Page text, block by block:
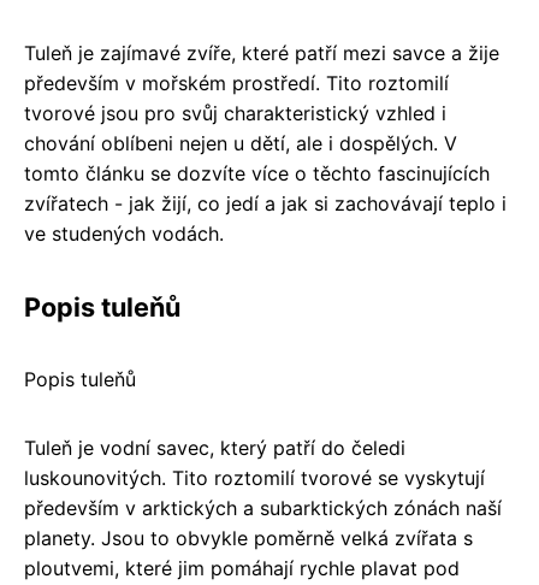
Tuleň je zajímavé zvíře, které patří mezi savce a žije
především v mořském prostředí. Tito roztomilí
tvorové jsou pro svůj charakteristický vzhled i
chování oblíbeni nejen u dětí, ale i dospělých. V
tomto článku se dozvíte více o těchto fascinujících
zvířatech - jak žijí, co jedí a jak si zachovávají teplo i
ve studených vodách.
Popis tuleňů
Popis tuleňů
Tuleň je vodní savec, který patří do čeledi
luskounovitých. Tito roztomilí tvorové se vyskytují
především v arktických a subarktických zónách naší
planety. Jsou to obvykle poměrně velká zvířata s
ploutvemi, které jim pomáhají rychle plavat pod